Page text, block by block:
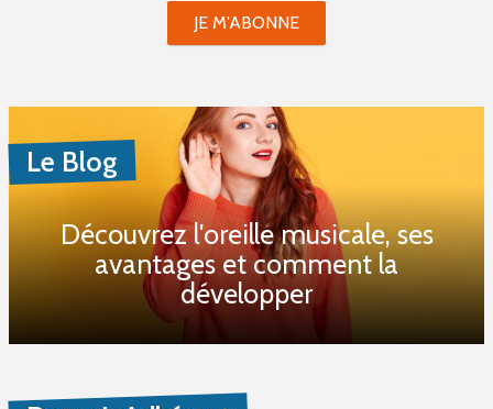
JE M'ABONNE
Le Blog
Découvrez l'oreille musicale, ses
avantages et comment la
développer